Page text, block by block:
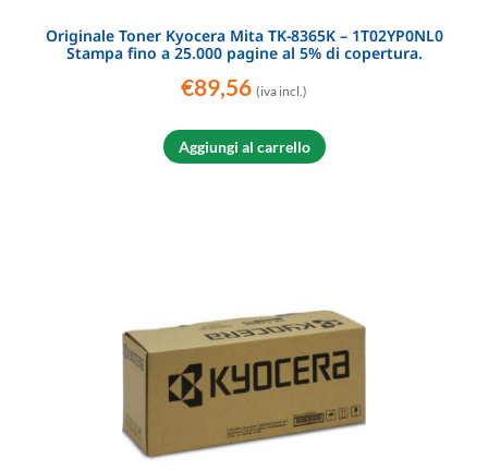
Originale Toner Kyocera Mita TK-8365K – 1T02YP0NL0
Stampa fino a 25.000 pagine al 5% di copertura.
€89,56 (iva incl.)
Aggiungi al carrello